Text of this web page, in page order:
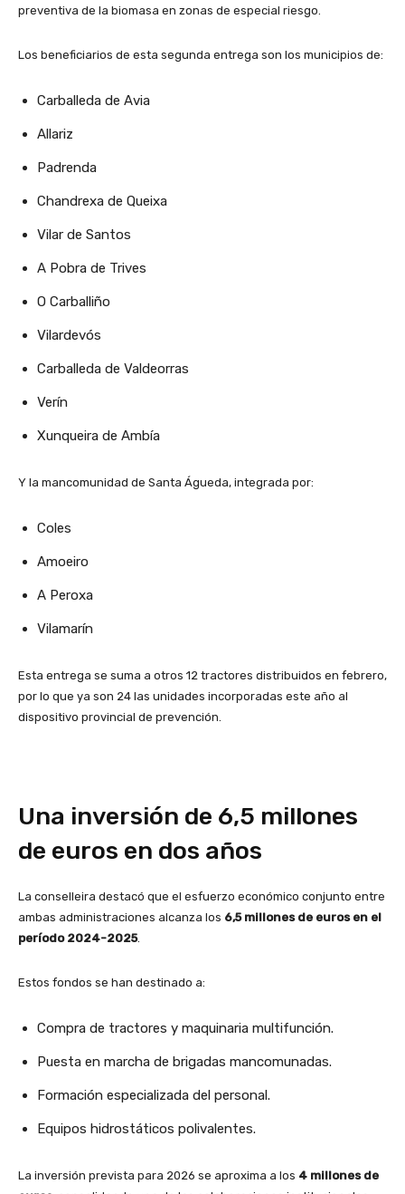
preventiva de la biomasa en zonas de especial riesgo.
Los beneficiarios de esta segunda entrega son los municipios de:
Carballeda de Avia
Allariz
Padrenda
Chandrexa de Queixa
Vilar de Santos
A Pobra de Trives
O Carballiño
Vilardevós
Carballeda de Valdeorras
Verín
Xunqueira de Ambía
Y la mancomunidad de Santa Águeda, integrada por:
Coles
Amoeiro
A Peroxa
Vilamarín
Esta entrega se suma a otros 12 tractores distribuidos en febrero,
por lo que ya son 24 las unidades incorporadas este año al
dispositivo provincial de prevención.
Una inversión de 6,5 millones
de euros en dos años
La conselleira destacó que el esfuerzo económico conjunto entre
ambas administraciones alcanza los 6,5 millones de euros en el
período 2024-2025.
Estos fondos se han destinado a:
Compra de tractores y maquinaria multifunción.
Puesta en marcha de brigadas mancomunadas.
Formación especializada del personal.
Equipos hidrostáticos polivalentes.
La inversión prevista para 2026 se aproxima a los 4 millones de